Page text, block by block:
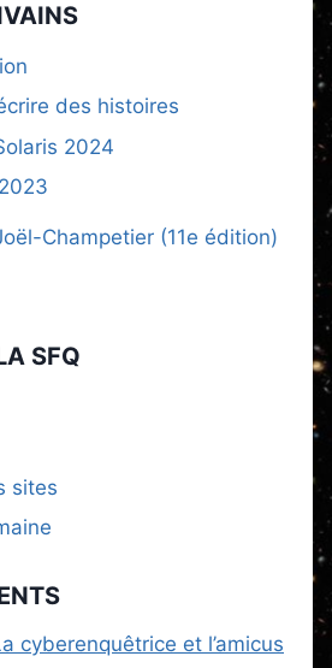
des histoires
2024
Champetier (11e édition)
SFQ
sites
cyberenquêtrice et l’amicus